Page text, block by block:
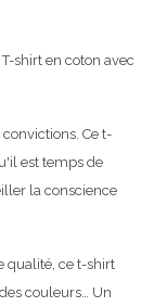
shirt en coton avec
Ce t-
est temps de
la conscience
qualité, ce t-shirt
couleurs… Un